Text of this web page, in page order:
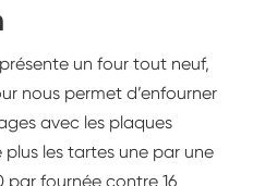
un four tout neuf,
nous permet d’enfourner
avec les plaques
les tartes une par une
fournée contre 16